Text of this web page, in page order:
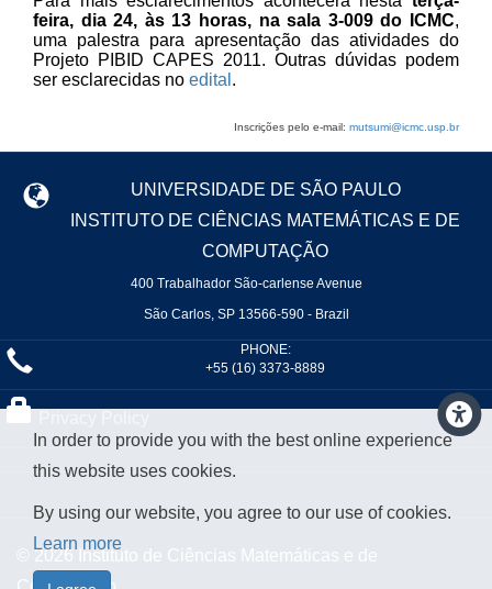
feira, dia 24, às 13 horas, na sala 3-009 do ICMC,
uma palestra para apresentação das atividades do
Projeto PIBID CAPES 2011. Outras dúvidas podem
ser esclarecidas no edital .
Inscrições pelo e-mail: mutsumi@icmc.usp.br
UNIVERSIDADE DE SÃO PAULO
INSTITUTO DE CIÊNCIAS MATEMÁTICAS E DE
COMPUTAÇÃO
400 Trabalhador São-carlense Avenue
São Carlos, SP 13566-590 - Brazil
PHONE:
+55 (16) 3373-8889
© 2026 Instituto de Ciências Matemáticas e de
In order to provide you with the best online experience
this website uses cookies.
By using our website, you agree to our use of cookies.
Learn more